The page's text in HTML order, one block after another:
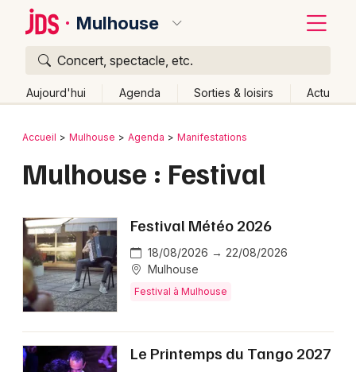
Mulhouse
Concert, spectacle, etc.
Aujourd'hui Agenda Sorties & loisirs Actu
Publier un événement
Grands événements
Activité & Expérience
Manifestations
Foires & salons
Bordeaux
Lille
Lyon
Marseille
Mulhouse
Montpellier
Retour
Accueil Mulhouse Agenda Manifestations
Mulhouse : Festival
Festival Météo 2026
18/08/2026 → 22/08/2026
Mulhouse
Festival à Mulhouse
Le Printemps du Tango 2027
Quoi ?
Où ?
Partout
Près de moi Changer de lieu
Aujourd'hui
Demain